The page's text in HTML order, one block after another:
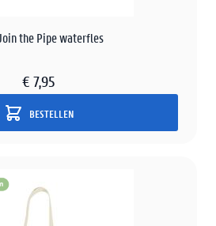
the Pipe waterfles
€ 7,95
BESTELLEN